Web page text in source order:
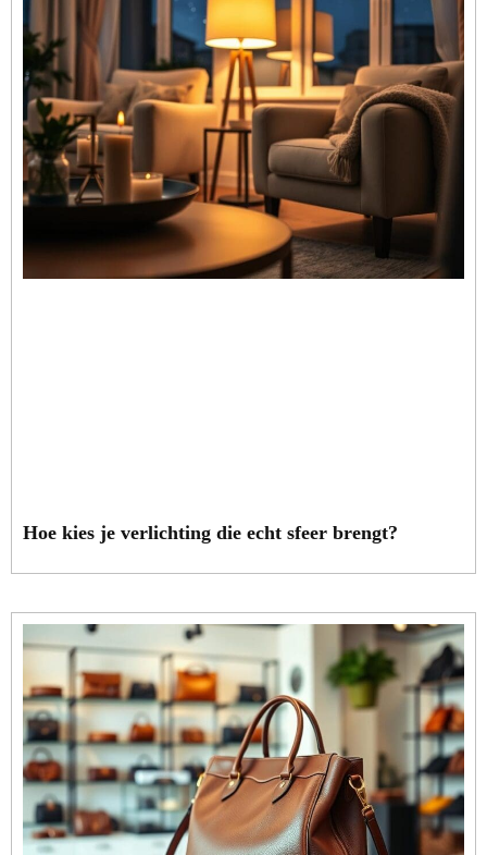
Hoe kies je verlichting die echt sfeer brengt?